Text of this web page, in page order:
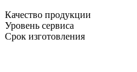
Качество продукции
Уровень сервиса
Срок изготовления